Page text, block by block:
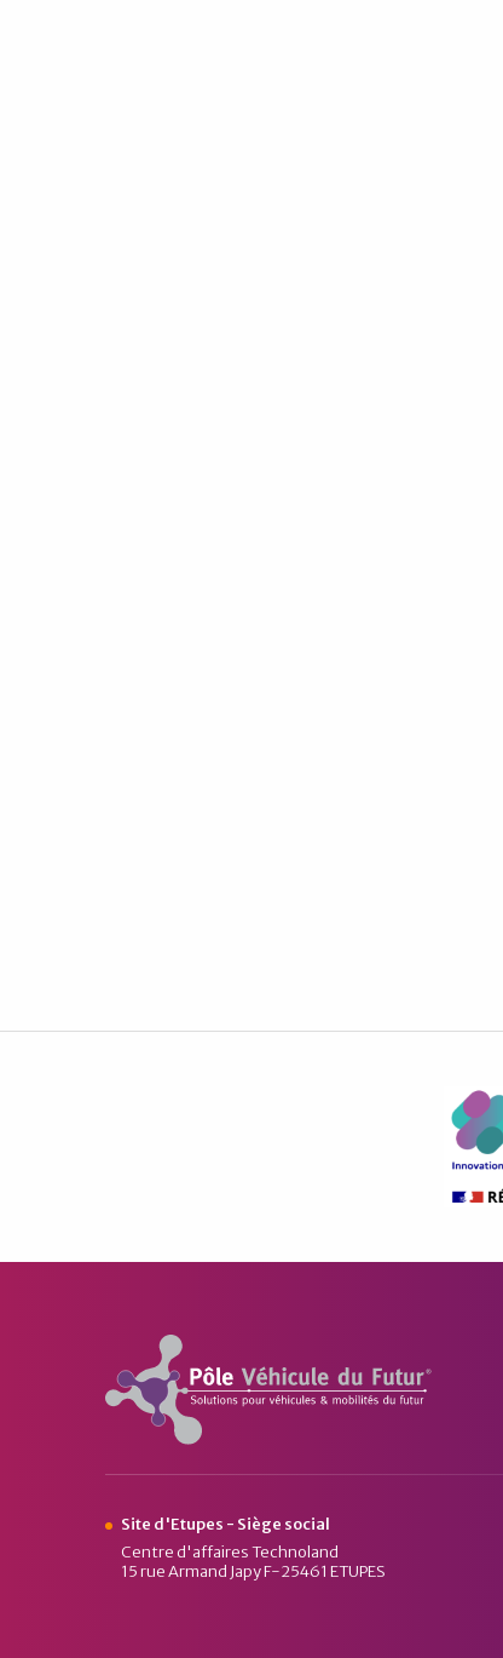
Pôle Véhicule du Futur
Site d'Etupes - Siège social
Centre d'affaires Technoland
15 rue Armand Japy F-25461 ETUPES